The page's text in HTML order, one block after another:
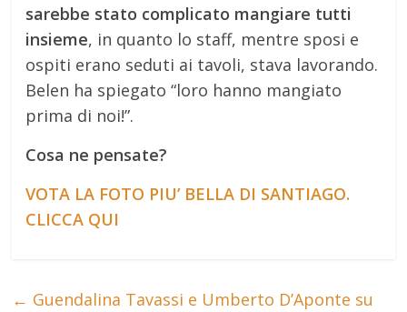
sarebbe stato complicato mangiare tutti
insieme, in quanto lo staff, mentre sposi e
ospiti erano seduti ai tavoli, stava lavorando.
Belen ha spiegato “loro hanno mangiato
prima di noi!”.
Cosa ne pensate?
VOTA LA FOTO PIU’ BELLA DI SANTIAGO.
CLICCA QUI
← Guendalina Tavassi e Umberto D’Aponte su